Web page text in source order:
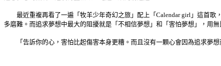
最近重複再看了一遍「牧羊少年奇幻之旅」配上「Calendar girl」這首歌
多磨難。而追求夢想中最大的阻擾就是「不相信夢想」和「害怕夢想」，用
「告訴你的心，害怕比起傷害本身更糟。而且沒有一顆心會因為追求夢想